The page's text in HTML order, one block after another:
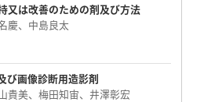
又は改善のための剤及び方法
慶、中島良太
び画像診断用造影剤
貴美、梅田知宙、井澤彰宏